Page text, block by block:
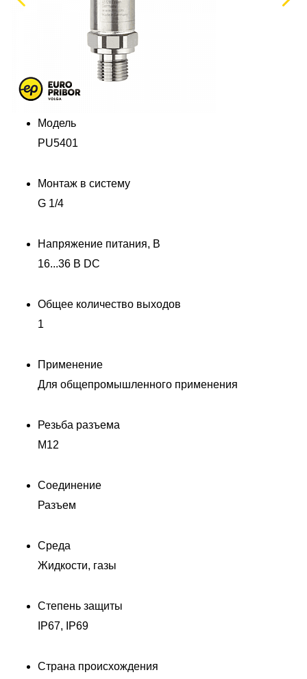
Модель
PU5401
Монтаж в систему
G 1/4
Напряжение питания, В
16...36 В DC
Общее количество выходов
1
Применение
Для общепромышленного применения
Резьба разъема
M12
Соединение
Разъем
Среда
Жидкости, газы
Степень защиты
IP67, IP69
Страна происхождения